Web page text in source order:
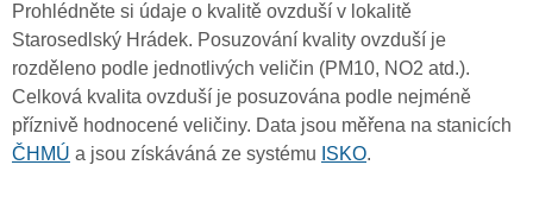
Prohlédněte si údaje o kvalitě ovzduší v lokalitě
Starosedlský Hrádek. Posuzování kvality ovzduší je
rozděleno podle jednotlivých veličin (PM10, NO2 atd.).
Celková kvalita ovzduší je posuzována podle nejméně
příznivě hodnocené veličiny. Data jsou měřena na stanicích
ČHMÚ a jsou získáváná ze systému ISKO.